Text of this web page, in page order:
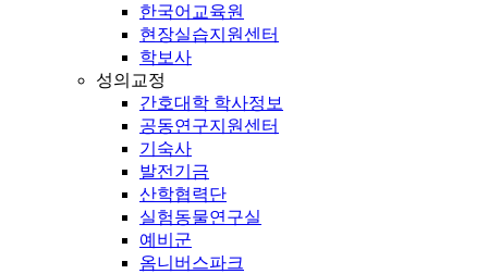
한국어교육원
현장실습지원센터
학보사
성의교정
간호대학 학사정보
공동연구지원센터
기숙사
발전기금
산학협력단
실험동물연구실
예비군
옴니버스파크